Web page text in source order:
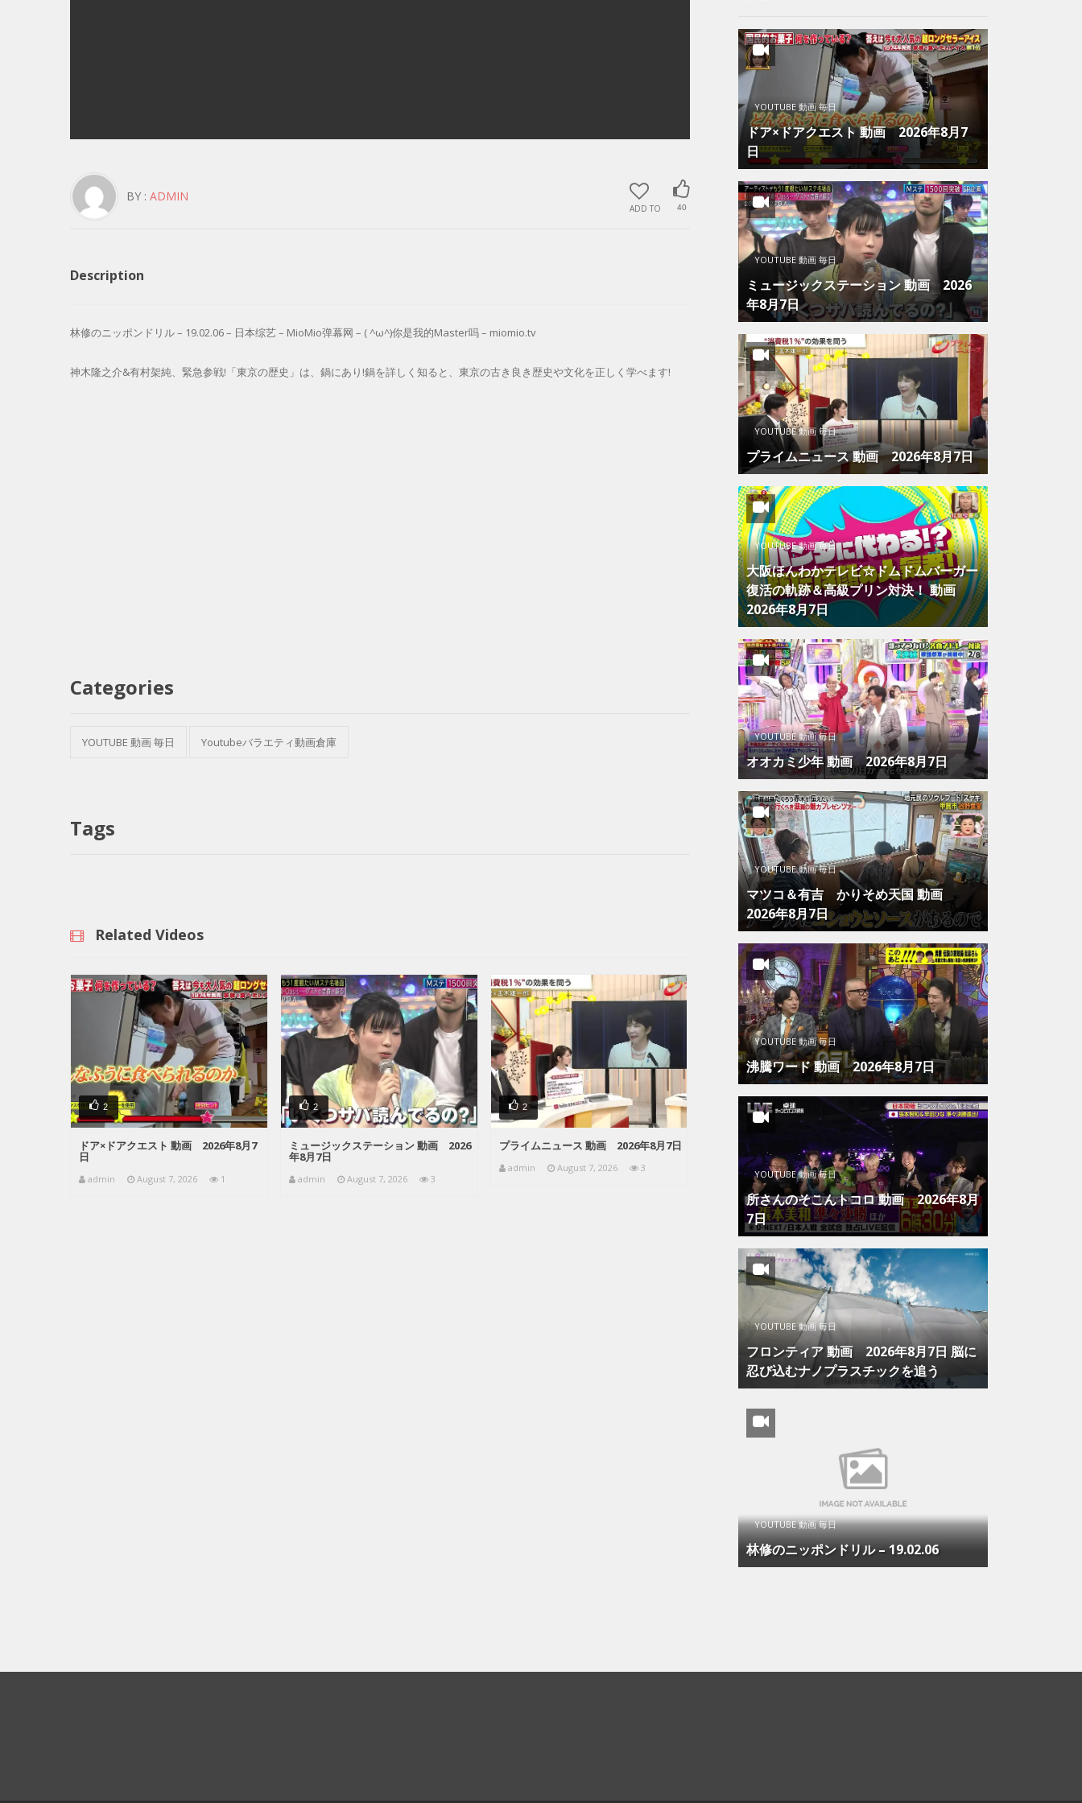
ADD TO 40
BY : ADMIN
Description
林修のニッポンドリル – 19.02.06 – 日本综艺 – MioMio弹幕网 – ( ^ω^)你是我的Master吗 – miomio.tv
神木隆之介&有村架純、緊急参戦!「東京の歴史」は、鍋にあり!鍋を詳しく知ると、東京の古き良き歴史や文化を正しく学べます!
Categories
YOUTUBE 動画 毎日 Youtubeバラエティ動画倉庫
Tags
Related Videos
2
ドア×ドアクエスト 動画 2026年8月7
日
admin August 7, 2026 1
2
ミュージックステーション 動画 2026
年8月7日
admin August 7, 2026 3
2
プライムニュース 動画 2026年8月7日
admin August 7, 2026 3
YOUTUBE 動画 毎日
ドア×ドアクエスト 動画 2026年8月7
日
YOUTUBE 動画 毎日
ミュージックステーション 動画 2026
年8月7日
YOUTUBE 動画 毎日
プライムニュース 動画 2026年8月7日
YOUTUBE 動画 毎日
大阪ほんわかテレビ☆ドムドムバーガー
復活の軌跡＆高級プリン対決！ 動画
2026年8月7日
YOUTUBE 動画 毎日
オオカミ少年 動画 2026年8月7日
YOUTUBE 動画 毎日
マツコ＆有吉 かりそめ天国 動画
2026年8月7日
YOUTUBE 動画 毎日
沸騰ワード 動画 2026年8月7日
YOUTUBE 動画 毎日
所さんのそこんトコロ 動画 2026年8月
7日
YOUTUBE 動画 毎日
フロンティア 動画 2026年8月7日 脳に
忍び込むナノプラスチックを追う
YOUTUBE 動画 毎日
林修のニッポンドリル – 19.02.06